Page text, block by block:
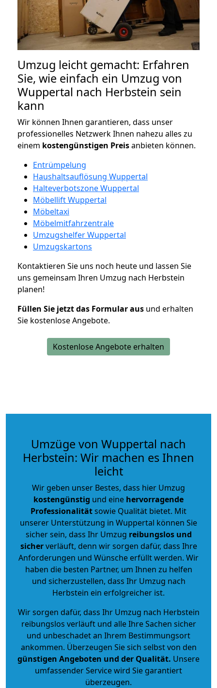
Umzug leicht gemacht: Erfahren
Sie, wie einfach ein Umzug von
Wuppertal nach Herbstein sein
kann
Wir können Ihnen garantieren, dass unser
professionelles Netzwerk Ihnen nahezu alles zu
einem kostengünstigen Preisanbieten können.
Entrümpelung
Haushaltsauflösung Wuppertal
Halteverbotszone Wuppertal
Möbellift Wuppertal
Möbeltaxi
Möbelmitfahrzentrale
Umzugshelfer Wuppertal
Umzugskartons
Kontaktieren Sie uns noch heute und lassen Sie
uns gemeinsam Ihren Umzug nach Herbstein
planen!
Füllen Sie jetzt das Formular aus und erhalten
Sie kostenlose Angebote.
Kostenlose Angebote erhalten
Umzüge von Wuppertal nach
Herbstein: Wir machen es Ihnen
leicht
Wir geben unser Bestes, dass hier Umzug
kostengünstig und eine hervorragende
Professionalitätsowie Qualität bietet. Mit
unserer Unterstützung in Wuppertal können Sie
sicher sein, dass Ihr Umzug reibungslos und
sicherverläuft, denn wir sorgen dafür, dass Ihre
Anforderungen und Wünsche erfüllt werden. Wir
haben die besten Partner, um Ihnen zu helfen
und sicherzustellen, dass Ihr Umzug nach
Herbstein ein erfolgreicher ist.
Wir sorgen dafür, dass Ihr Umzug nach Herbstein
reibungslos verläuft und alle Ihre Sachen sicher
und unbeschadet an Ihrem Bestimmungsort
ankommen. Überzeugen Sie sich selbst von den
günstigen Angeboten und der Qualität. Unsere
umfassender Service wird Sie garantiert
überzeugen.